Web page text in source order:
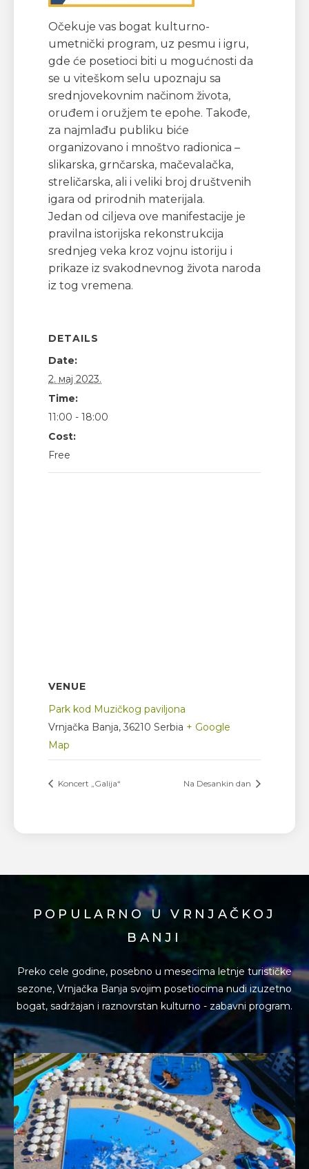
Očekuje vas bogat kulturno-
umetnički program, uz pesmu i igru,
gde će posetioci biti u mogućnosti da
se u viteškom selu upoznaju sa
srednjovekovnim načinom života,
oruđem i oružjem te epohe. Takođe,
za najmlađu publiku biće
organizovano i mnoštvo radionica –
slikarska, grnčarska, mačevalačka,
streličarska, ali i veliki broj društvenih
igara od prirodnih materijala.
Jedan od ciljeva ove manifestacije je
pravilna istorijska rekonstrukcija
srednjeg veka kroz vojnu istoriju i
prikaze iz svakodnevnog života naroda
iz tog vremena.
DETAILS
Date:
2. мај 2023.
Time:
11:00 - 18:00
Cost:
Free
VENUE
Park kod Muzičkog paviljona
Vrnjačka Banja, 36210 Serbia + Google
Map
Koncert „Galija“ Na Desankin dan
POPULARNO U VRNJAČKOJ
BANJI
Preko cele godine, posebno u mesecima letnje turističke
sezone, Vrnjačka Banja svojim posetiocima nudi izuzetno
bogat, sadržajan i raznovrstan kulturno - zabavni program.